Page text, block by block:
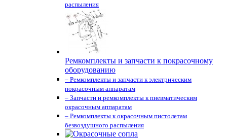
распыления
Ремкомплекты и запчасти к покрасочному
оборудованию
– Ремкомплекты и запчасти к электрическим
покрасочным аппаратам
– Запчасти и ремкомплекты к пневматическим
окрасочным аппаратам
– Ремкомплекты к окрасочным пистолетам
безвоздушного распыления